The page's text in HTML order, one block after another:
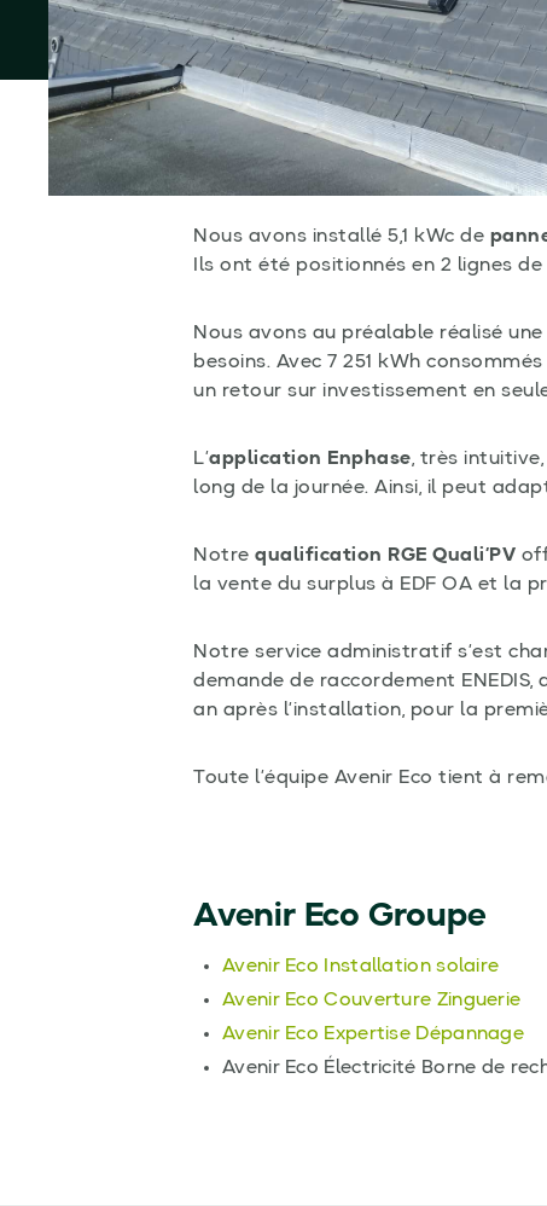
Nous sommes intervenus pour
surplus
sur cette maison située à
Nous avons installé 5,1 kWc de
Ils ont été positionnés en 2 lignes
Nous avons au préalable réalisé une
besoins. Avec 7 251 kWh
un retour sur investissement en
L’application Enphase, très
long de la journée. Ainsi, il peut
Notre qualification RGE Quali’PV
la vente du surplus à EDF OA et la
Notre service administratif s’est
demande de raccordement
an après l’installation, pour la
Toute l’équipe Avenir Eco tient à
Avenir Eco Groupe
Avenir Eco Installation solaire
Avenir Eco Couverture Zinguerie
Avenir Eco Expertise Dépannage
Avenir Eco Électricité Borne de